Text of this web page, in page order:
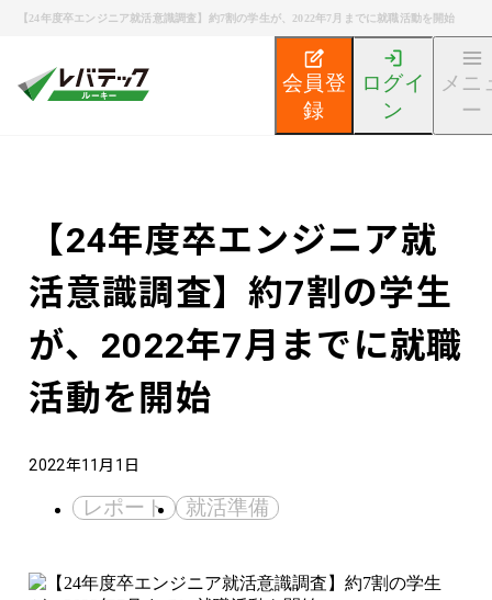
【24年度卒エンジニア就活意識調査】約7割の学生が、2022年7月までに就職活動を開始
会員登
録
ログイ
ン
メニ
ー
エンジニア就活ノウハウ記事
【24年度卒エンジニア就
活意識調査】約7割の学生
が、2022年7月までに就職
活動を開始
2022年11月1日
レポート 就活準備